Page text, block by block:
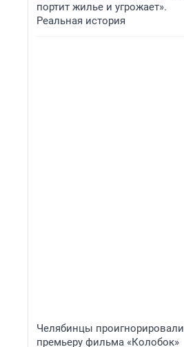
портит жилье и угрожает».
Реальная история
Челябинцы проигнорировали
премьеру фильма «Колобок»